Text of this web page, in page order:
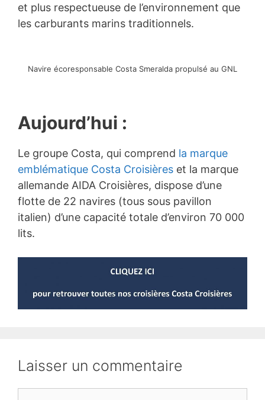
et plus respectueuse de l’environnement que
les carburants marins traditionnels.
Navire écoresponsable Costa Smeralda propulsé au GNL
Aujourd’hui :
Le groupe Costa, qui comprend la marque
emblématique Costa Croisières et la marque
allemande AIDA Croisières, dispose d’une
flotte de 22 navires (tous sous pavillon
italien) d’une capacité totale d’environ 70 000
lits.
Laisser un commentaire